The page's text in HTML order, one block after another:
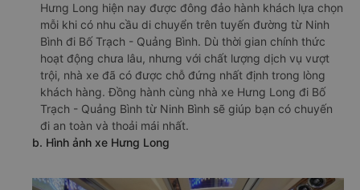
Hưng Long hiện nay được đông đảo hành khách lựa chọn
mỗi khi có nhu cầu di chuyển trên tuyến đường từ Ninh
Bình đi Bố Trạch - Quảng Bình. Dù thời gian chính thức
hoạt động chưa lâu, nhưng với chất lượng dịch vụ vượt
trội, nhà xe đã có được chỗ đứng nhất định trong lòng
khách hàng. Đồng hành cùng nhà xe Hưng Long đi Bố
Trạch - Quảng Bình từ Ninh Bình sẽ giúp bạn có chuyến
đi an toàn và thoải mái nhất.
b. Hình ảnh xe Hưng Long